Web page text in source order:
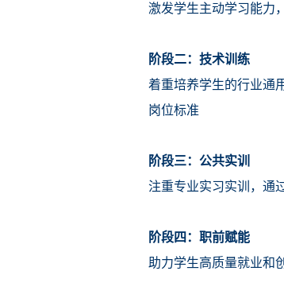
激发学生主动学习能力
阶段二：技术训练
着重培养学生的行业通
岗位标准
阶段三：公共实训
注重专业实习实训，通
阶段四：职前赋能
助力学生高质量就业和